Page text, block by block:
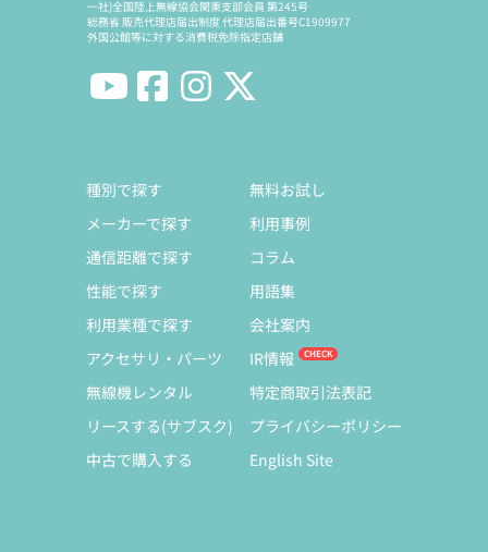
一社)全国陸上無線協会関東支部会員 第245号
総務省 販売代理店届出制度 代理店届出番号C1909977
外国公館等に対する消費税免除指定店舗
種別で探す
メーカーで探す
通信距離で探す
性能で探す
利用業種で探す
アクセサリ・パーツ
無線機レンタル
リースする(サブスク)
中古で購入する
無料お試し
利用事例
コラム
用語集
会社案内
IR情報
特定商取引法表記
プライバシーポリシー
English Site